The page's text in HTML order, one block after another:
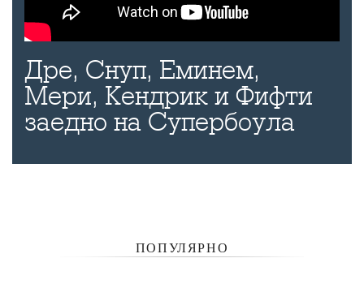
Дре, Снуп, Еминем,
Мери, Кендрик и Фифти
заедно на Супербоула
ПОПУЛЯРНО